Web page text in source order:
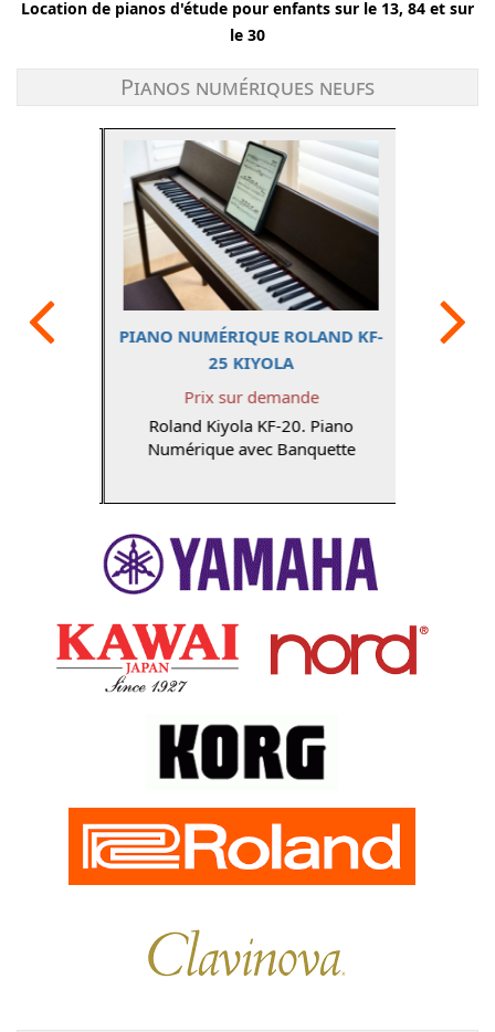
Location de pianos d'étude pour enfants sur le 13, 84 et sur
le 30
Pianos numériques neufs
Précédent
PIANO NUMÉRIQUE ROLAND KF-
25 KIYOLA
Prix sur demande
Roland Kiyola KF-20. Piano
Numérique avec Banquette